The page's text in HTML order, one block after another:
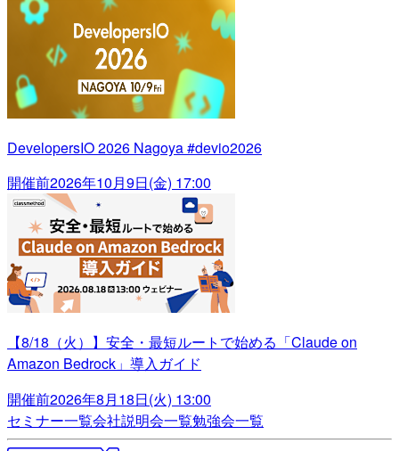
DevelopersIO 2026 Nagoya #devio2026
開催前2026年10月9日(金) 17:00
【8/18（火）】安全・最短ルートで始める「Claude on
Amazon Bedrock」導入ガイド
開催前2026年8月18日(火) 13:00
セミナー一覧会社説明会一覧勉強会一覧